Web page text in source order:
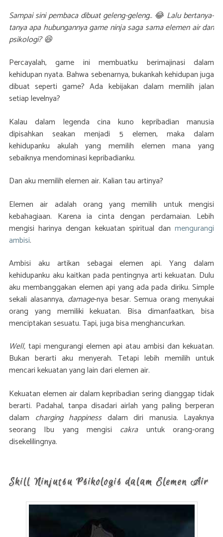
Sampai sini pembaca dibuat geleng-geleng.. 😂 Lalu bertanya-
tanya apa hubungannya game ninja saga sama elemen air dan
psikologi? 😆
Percayalah, game ini membuatku berimajinasi dalam
kehidupan nyata. Bahwa sebenarnya, bukankah kehidupan juga
dibuat seperti game? Ada kebijakan dalam memilih jalan
setiap levelnya?
Kalau dalam legenda cina kuno kepribadian manusia
dipisahkan seakan menjadi 5 elemen, maka dalam
kehidupanku akulah yang memilih elemen mana yang
sebaiknya mendominasi kepribadianku.
Dan aku memilih elemen air. Kalian tau artinya?
Elemen air adalah orang yang memilih untuk mengisi
kebahagiaan. Karena ia cinta dengan perdamaian. Lebih
mengisi harinya dengan kekuatan spiritual dan mengurangi
ambisi.
Ambisi aku artikan sebagai elemen api. Yang dalam
kehidupanku aku kaitkan pada pentingnya arti kekuatan. Dulu
aku membanggakan elemen api yang ada pada diriku. Simple
sekali alasannya, damage-nya besar. Semua orang menyukai
orang yang memiliki kekuatan. Bisa dimanfaatkan, bisa
menciptakan sesuatu. Tapi, juga bisa menghancurkan.
Well, tapi mengurangi elemen api atau ambisi dan kekuatan.
Bukan berarti aku menyerah. Tetapi lebih memilih untuk
mencari kekuatan yang lain dari elemen air.
Kekuatan elemen air dalam kepribadian sering dianggap tidak
berarti. Padahal, tanpa disadari airlah yang paling berperan
dalam charging happinessdalam diri manusia. Layaknya
seorang Ibu yang mengisi cakra untuk orang-orang
disekelilingnya.
Skill Ninjutsu Psikologis dalam Elemen Air